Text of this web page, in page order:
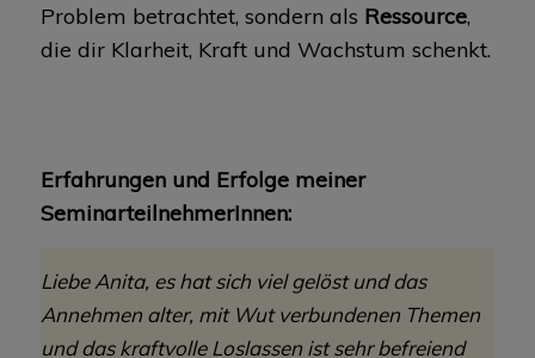
Problem betrachtet, sondern als Ressource,
die dir Klarheit, Kraft und Wachstum schenkt.
Erfahrungen und Erfolge meiner
SeminarteilnehmerInnen:
Liebe Anita, es hat sich viel gelöst und das
Annehmen alter, mit Wut verbundenen Themen
und das kraftvolle Loslassen ist sehr befreiend